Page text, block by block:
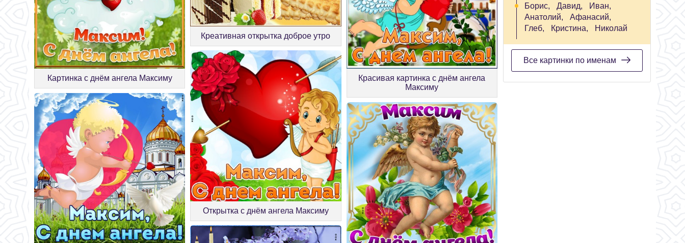
Картинка с днём ангела Максиму
Креативная открытка доброе утро
Красивая картинка с днём ангела
Максиму
Открытка с днём ангела Максиму
Борис, Давид,
Иван,
Анатолий,
Афанасий,
Глеб,
Кристина, Николай
Все картинки по именам